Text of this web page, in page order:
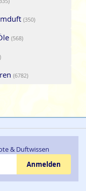
(350)
(568)
(6782)
& Duftwissen
Anmelden